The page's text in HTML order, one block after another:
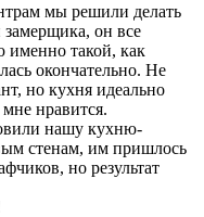
мы решили делать
он все
именно такой, как
окончательно. Не
но кухня идеально
нравится.
нашу кухню-
стенам, им пришлось
но результат